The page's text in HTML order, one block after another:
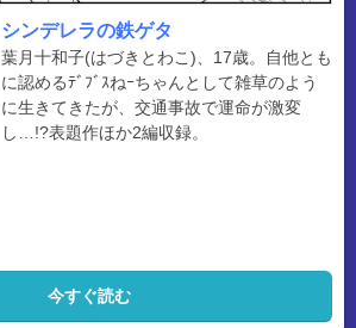
シンデレラの鉄ゲタ
葉月十和子(はづきとわこ)、17歳。自他とも
に認めるﾃﾞﾌﾞｽねｰちゃんとして雑草のよう
に生きてきたが、交通事故で運命が激変
し…!?表題作ほか2編収録。
今すぐ読む